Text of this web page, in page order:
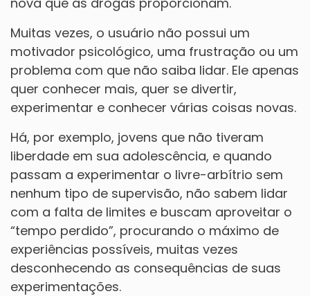
Muitas vezes, o usuário não possui um
motivador psicológico, uma frustração ou um
problema com que não saiba lidar. Ele apenas
quer conhecer mais, quer se divertir,
experimentar e conhecer várias coisas novas.
Há, por exemplo, jovens que não tiveram
liberdade em sua adolescência, e quando
passam a experimentar o livre-arbítrio sem
nenhum tipo de supervisão, não sabem lidar
com a falta de limites e buscam aproveitar o
“tempo perdido”, procurando o máximo de
experiências possíveis, muitas vezes
desconhecendo as consequências de suas
experimentações.